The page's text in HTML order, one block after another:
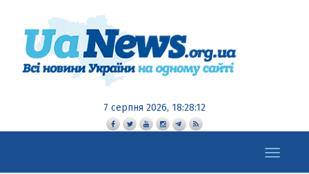
7 серпня 2026, 18:28:13
Toggle
navigation